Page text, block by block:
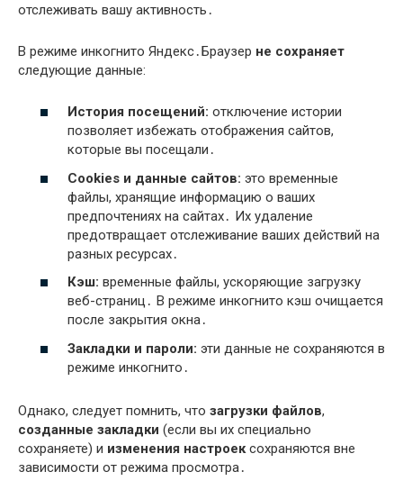
отслеживать вашу активность․
В режиме инкогнито Яндекс․Браузер не сохраняет
следующие данные:
История посещений: отключение истории
позволяет избежать отображения сайтов,
которые вы посещали․
Cookies и данные сайтов: это временные
файлы, хранящие информацию о ваших
предпочтениях на сайтах․ Их удаление
предотвращает отслеживание ваших действий на
разных ресурсах․
Кэш: временные файлы, ускоряющие загрузку
веб-страниц․ В режиме инкогнито кэш очищается
после закрытия окна․
Закладки и пароли: эти данные не сохраняются в
режиме инкогнито․
Однако, следует помнить, что загрузки файлов,
созданные закладки (если вы их специально
сохраняете) и изменения настроексохраняются вне
зависимости от режима просмотра․